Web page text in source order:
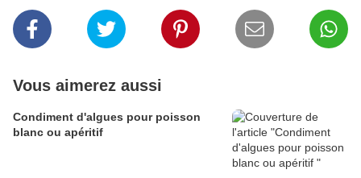
Vous aimerez aussi
Condiment d'algues pour poisson
blanc ou apéritif